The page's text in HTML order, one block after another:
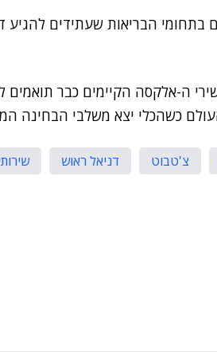
כי על פי ראוש, 97% ממכשירי ה-אלקסה
כשהכלי יצא משלבי הבחינה
צ'טבוט דניאל ראוש